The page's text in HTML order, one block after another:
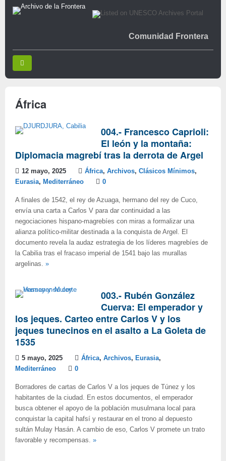
Comunidad Frontera
África
004.- Francesco Caprioli:
El león y la montaña:
Diplomacia magrebí tras la derrota de Argel
12 mayo, 2025 África, Archivos, Clásicos Mínimos,
Eurasia, Mediterráneo 0
A finales de 1542, el rey de Azuaga, hermano del rey de Cuco,
envía una carta a Carlos V para dar continuidad a las
negociaciones hispano-magrebíes con miras a formalizar una
alianza político-militar destinada a la conquista de Argel. El
documento revela la audaz estrategia de los líderes magrebíes de
la Cabilia tras el fracaso imperial de 1541 bajo las murallas
argelinas. »
003.- Rubén González
Cuerva: El emperador y
los jeques. Carteo entre Carlos V y los
jeques tunecinos en el asalto a La Goleta de
1535
5 mayo, 2025 África, Archivos, Eurasia,
Mediterráneo
0
Borradores de cartas de Carlos V a los jeques de Túnez y los
habitantes de la ciudad. En estos documentos, el emperador
busca obtener el apoyo de la población musulmana local para
conquistar la capital hafsí y restaurar en el trono al depuesto
sultán Mulay Hasán. A cambio de eso, Carlos V promete un trato
favorable y recompensas. »